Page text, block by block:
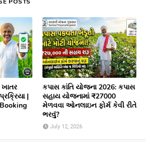
|
કપાસ કાંતિ યોજના 2026: કપાસ
સહાય યોજનામાં ₹27000
મેળવવા ઓનલાઇન ફોર્મ કેવી રીતે
ભરવું?
July 12, 2026